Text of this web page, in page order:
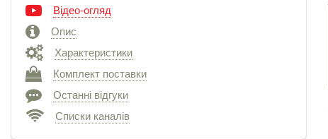
Відео-огляд
Опис
Характеристики
Комплект поставки
Останні відгуки
Списки каналів